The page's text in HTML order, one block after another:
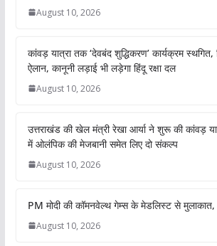
August 10, 2026
कांवड़ यात्रा तक ‘देवबंद शुद्धिकरण’ कार्यक्रम स्थगित,
ऐलान, कानूनी लड़ाई भी लड़ेगा हिंदू रक्षा दल
August 10, 2026
उत्तराखंड की खेल मंत्री रेखा आर्या ने शुरू की कांवड़
में ओलंपिक की मेजबानी समेत लिए दो संकल्प
August 10, 2026
PM मोदी की कॉमनवेल्थ गेम्स के मेडलिस्ट से मुलाकात,
August 10, 2026